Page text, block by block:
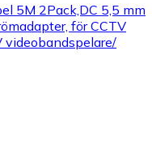
5M 2Pack,DC 5,5 mm
för CCTV
videobandspelare/